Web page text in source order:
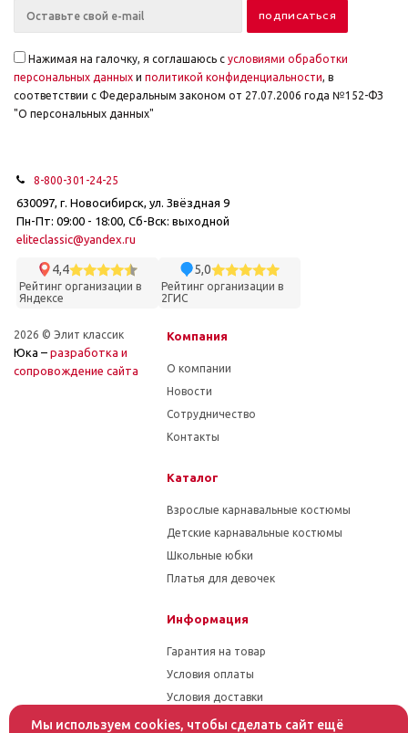
Нажимая на галочку, я соглашаюсь с условиями обработки
персональных данных и политикой конфиденциальности, в
соответствии с Федеральным законом от 27.07.2006 года №152-ФЗ
"О персональных данных"
8-800-301-24-25
630097, г. Новосибирск, ул. Звёздная 9
Пн-Пт: 09:00 - 18:00, Сб-Вск: выходной
eliteclassic@yandex.ru
4,4
Рейтинг организации в
Яндексе
5,0
Рейтинг организации в
2ГИС
2026 © Элит классик
Юка – разработка и
cопровождение сайта
Компания
О компании
Новости
Сотрудничество
Контакты
Каталог
Взрослые карнавальные костюмы
Детские карнавальные костюмы
Школьные юбки
Платья для девочек
Информация
Гарантия на товар
Условия оплаты
Условия доставки
Мы используем cookies, чтобы сделать сайт ещё